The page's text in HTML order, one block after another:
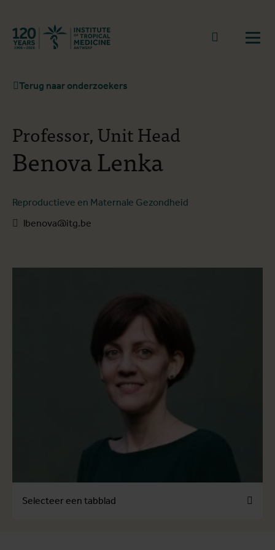
Terug naar start
Naar
Terug naar onderzoekers
Benova Lenka
Professor, Unit Head
Reproductieve en Maternale Gezondheid
lbenova@itg.be
Selecteer een tabblad